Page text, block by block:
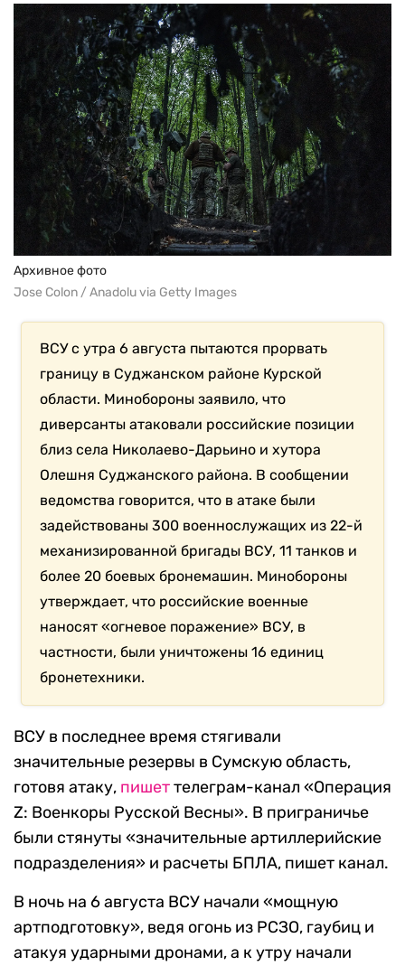
Архивное фото
Jose Colon / Anadolu via Getty Images
ВСУ с утра 6 августа пытаются прорвать
границу в Суджанском районе Курской
области. Минобороны заявило, что
диверсанты атаковали российские позиции
близ села Николаево-Дарьино и хутора
Олешня Суджанского района. В сообщении
ведомства говорится, что в атаке были
задействованы 300 военнослужащих из 22-й
механизированной бригады ВСУ, 11 танков и
более 20 боевых бронемашин. Минобороны
утверждает, что российские военные
наносят «огневое поражение» ВСУ, в
частности, были уничтожены 16 единиц
бронетехники.
ВСУ в последнее время стягивали
значительные резервы в Сумскую область,
готовя атаку, пишеттелеграм-канал «Операция
Z: Военкоры Русской Весны». В приграничье
были стянуты «значительные артиллерийские
подразделения» и расчеты БПЛА, пишет канал.
В ночь на 6 августа ВСУ начали «мощную
артподготовку», ведя огонь из РСЗО, гаубиц и
атакуя ударными дронами, а к утру начали